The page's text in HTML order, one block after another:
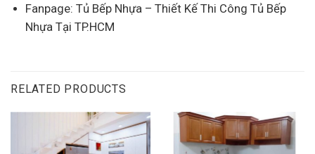
Fanpage: Tủ Bếp Nhựa – Thiết Kế Thi Công Tủ Bếp
Nhựa Tại TP.HCM
RELATED PRODUCTS